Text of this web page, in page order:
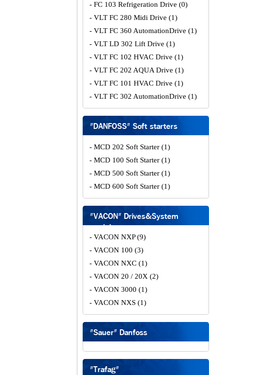
- FC 103 Refrigeration Drive (0)
- VLT FC 280 Midi Drive (1)
- VLT FC 360 AutomationDrive (1)
- VLT LD 302 Lift Drive (1)
- VLT FC 102 HVAC Drive (1)
- VLT FC 202 AQUA Drive (1)
- VLT FC 101 HVAC Drive (1)
- VLT FC 302 AutomationDrive (1)
"DANFOSS" Soft starters
- MCD 202 Soft Starter (1)
- MCD 100 Soft Starter (1)
- MCD 500 Soft Starter (1)
- MCD 600 Soft Starter (1)
"VACON" Drives&System
modules
- VACON NXP(9)
- VACON 100 (3)
- VACON NXC (1)
- VACON 20 / 20X (2)
- VACON 3000 (1)
- VACON NXS (1)
"Sauer" Danfoss
"Trafag"